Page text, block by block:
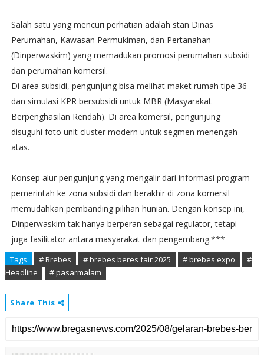
Salah satu yang mencuri perhatian adalah stan Dinas
Perumahan, Kawasan Permukiman, dan Pertanahan
(Dinperwaskim) yang memadukan promosi perumahan subsidi
dan perumahan komersil.
Di area subsidi, pengunjung bisa melihat maket rumah tipe 36
dan simulasi KPR bersubsidi untuk MBR (Masyarakat
Berpenghasilan Rendah). Di area komersil, pengunjung
disuguhi foto unit cluster modern untuk segmen menengah-
atas.
Konsep alur pengunjung yang mengalir dari informasi program
pemerintah ke zona subsidi dan berakhir di zona komersil
memudahkan pembanding pilihan hunian. Dengan konsep ini,
Dinperwaskim tak hanya berperan sebagai regulator, tetapi
juga fasilitator antara masyarakat dan pengembang.***
Tags # Brebes # brebes beres fair 2025 # brebes expo
#
Headline
# pasarmalam
Share This